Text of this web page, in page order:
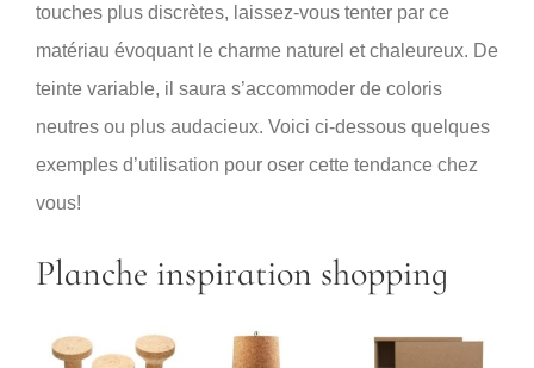
touches plus discrètes, laissez-vous tenter par ce
matériau évoquant le charme naturel et chaleureux. De
teinte variable, il saura s’accommoder de coloris
neutres ou plus audacieux. Voici ci-dessous quelques
exemples d’utilisation pour oser cette tendance chez
vous!
Planche inspiration shopping